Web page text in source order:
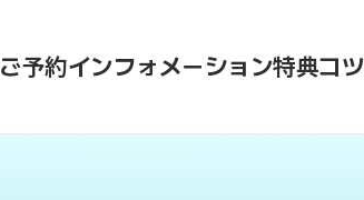
ご予約インフォメーション特典コツ